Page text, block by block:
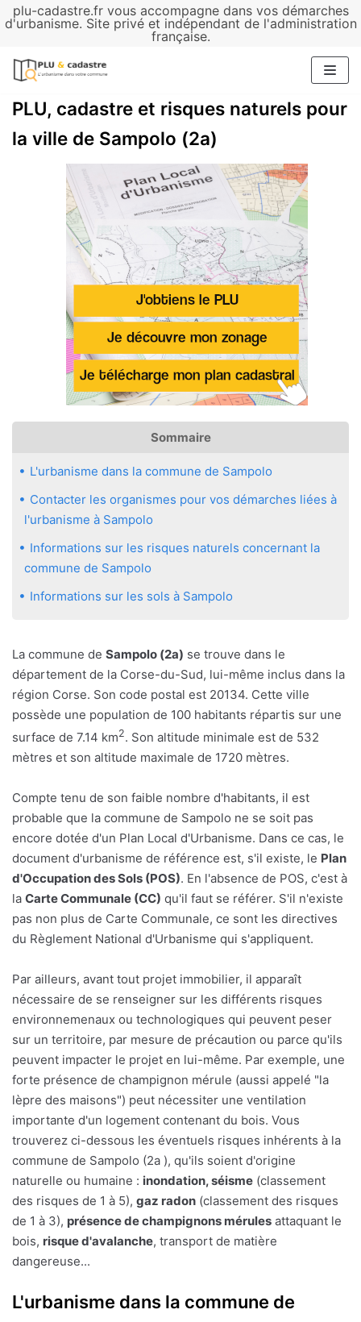
plu-cadastre.fr vous accompagne dans vos démarches
d'urbanisme. Site privé et indépendant de l'administration
française.
Aller
contenu
PLU, cadastre et risques naturels pour
la ville de Sampolo (2a)
Sommaire
L'urbanisme dans la commune de Sampolo
Contacter les organismes pour vos démarches liées à
l'urbanisme à Sampolo
Informations sur les risques naturels concernant la
commune de Sampolo
Informations sur les sols à Sampolo
La commune de Sampolo (2a) se trouve dans le
département de la Corse-du-Sud, lui-même inclus dans la
région Corse. Son code postal est 20134. Cette ville
possède une population de 100 habitants répartis sur une
surface de 7.14 km2. Son altitude minimale est de 532
mètres et son altitude maximale de 1720 mètres.
Compte tenu de son faible nombre d'habitants, il est
probable que la commune de Sampolo ne se soit pas
encore dotée d'un Plan Local d'Urbanisme. Dans ce cas, le
document d'urbanisme de référence est, s'il existe, le Plan
d'Occupation des Sols (POS). En l'absence de POS, c'est à
la Carte Communale (CC) qu'il faut se référer. S'il n'existe
pas non plus de Carte Communale, ce sont les directives
du Règlement National d'Urbanisme qui s'appliquent.
Par ailleurs, avant tout projet immobilier, il apparaît
nécessaire de se renseigner sur les différents risques
environnemenaux ou technologiques qui peuvent peser
sur un territoire, par mesure de précaution ou parce qu'ils
peuvent impacter le projet en lui-même. Par exemple, une
forte présence de champignon mérule (aussi appelé "la
lèpre des maisons") peut nécessiter une ventilation
importante d'un logement contenant du bois. Vous
trouverez ci-dessous les éventuels risques inhérents à la
commune de Sampolo (2a ), qu'ils soient d'origine
naturelle ou humaine : inondation, séisme (classement
des risques de 1 à 5), gaz radon (classement des risques
de 1 à 3), présence de champignons mérules attaquant le
bois, risque d'avalanche, transport de matière
dangereuse...
L'urbanisme dans la commune de